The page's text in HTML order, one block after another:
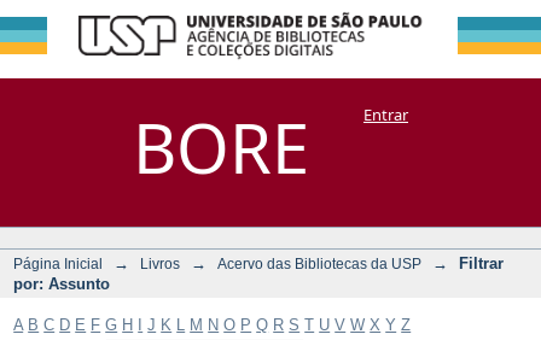
BORE
Filtrar por:
Assunto
DSpace/Manakin + CoriscoEntrar
Página Inicial → Livros → Acervo das Bibliotecas da USP →
Filtrar
por: Assunto
A B C D E F G H J K M N O P Q R S T U V W X Y Z